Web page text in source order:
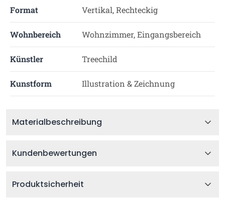
Format Vertikal, Rechteckig
Wohnbereich Wohnzimmer, Eingangsbereich
Künstler Treechild
Kunstform Illustration & Zeichnung
Materialbeschreibung
Kundenbewertungen
Produktsicherheit